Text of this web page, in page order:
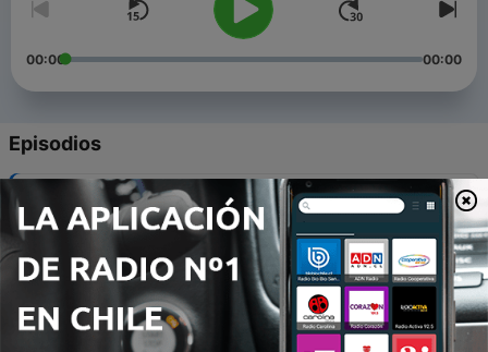
00:00 00:00
Episodios
7 Josías - Atrévete a Cambiar
18 jul. 2022
6 - El diseño de Dios en la Tierra 🌎
5 - Me tocó predicarle a los Pastores 😨🙏